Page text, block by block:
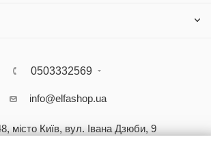
0503332569
info@elfashop.ua
місто Київ, вул. Івана Дзюби, 9